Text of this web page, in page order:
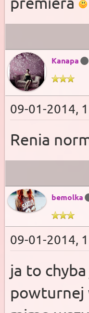
Kanapa
09-01-2014,
Renia
bemolka
09-01-2014,
ja to
powturnej